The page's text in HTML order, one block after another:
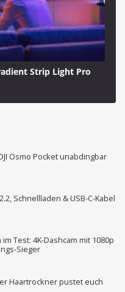
Strip Light Pro
Osmo Pocket unabdingbar
Schnellladen & USB-C-Kabel
Test: 4K-Dashcam mit 1080p
Sieger
Haartrockner pustet euch